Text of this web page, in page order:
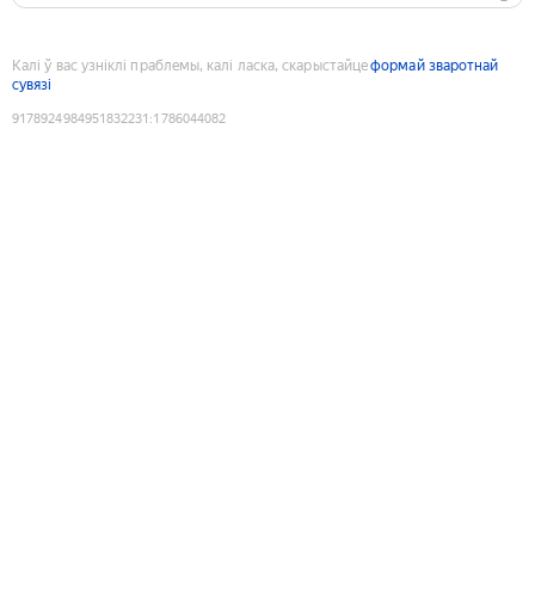
Калі ў вас узніклі праблемы, калі ласка, скарыстайцеформай зваротнай
сувязі
9178924984951832231 :1786044082